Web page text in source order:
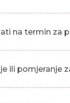
na termin za
ili pomjeranje